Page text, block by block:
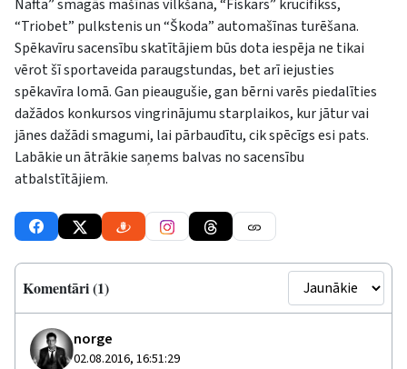
Nafta” smagās mašīnas vilkšana, “Fiskars” krucifikss,
“Triobet” pulkstenis un “Škoda” automašīnas turēšana.
Spēkavīru sacensību skatītājiem būs dota iespēja ne tikai
vērot šī sportaveida paraugstundas, bet arī iejusties
spēkavīra lomā. Gan pieaugušie, gan bērni varēs piedalīties
dažādos konkursos vingrinājumu starplaikos, kur jātur vai
jānes dažādi smagumi, lai pārbaudītu, cik spēcīgs esi pats.
Labākie un ātrākie saņems balvas no sacensību
atbalstītājiem.
Komentāri (1)
norge
02.08.2016, 16:51:29